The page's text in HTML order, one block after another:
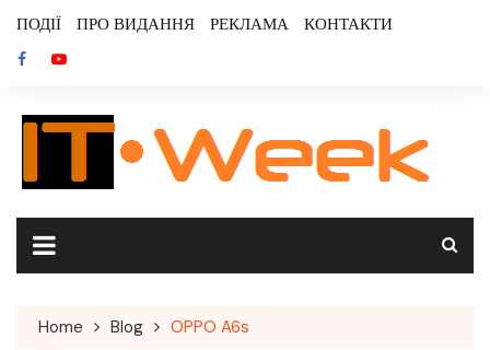
content
ПОДІЇ ПРО ВИДАННЯ РЕКЛАМА КОНТАКТИ
Home Blog OPPO A6s